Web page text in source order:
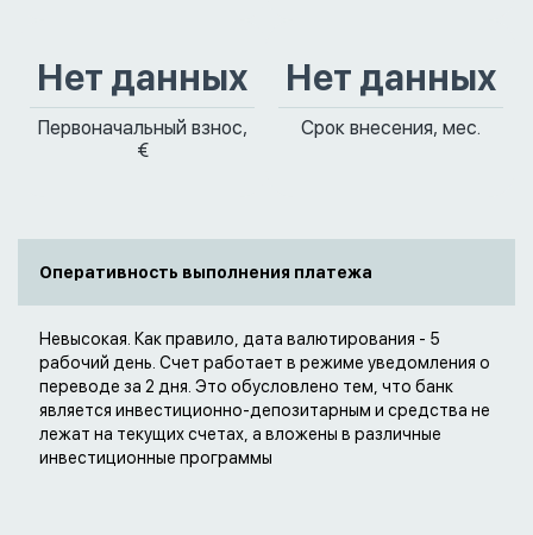
Нет данных
Первоначальный взнос,
€
Нет данных
Срок внесения, мес.
Оперативность выполнения платежа
Невысокая. Как правило, дата валютирования - 5
рабочий день. Счет работает в режиме уведомления о
переводе за 2 дня. Это обусловлено тем, что банк
является инвестиционно-депозитарным и средства не
лежат на текущих счетах, а вложены в различные
инвестиционные программы